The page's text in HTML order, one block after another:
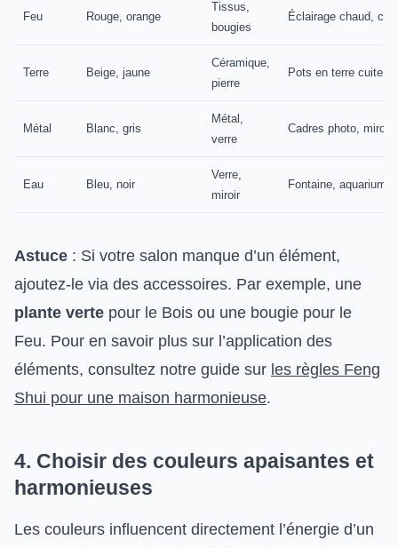
Feu Rouge, orange
Tissus,
bougies
Éclairage chaud,
Terre Beige, jaune
Céramique,
pierre
Pots en terre cuite,
Métal Blanc, gris
Métal,
verre
Cadres photo, miroirs
Eau Bleu, noir
Verre,
miroir
Fontaine, aquarium
Astuce : Si votre salon manque d’un élément,
ajoutez-le via des accessoires. Par exemple, une
plante verte pour le Bois ou une bougie pour le
Feu. Pour en savoir plus sur l’application des
éléments, consultez notre guide sur les règles Feng
Shui pour une maison harmonieuse.
4. Choisir des couleurs apaisantes et
harmonieuses
Les couleurs influencent directement l’énergie d’un